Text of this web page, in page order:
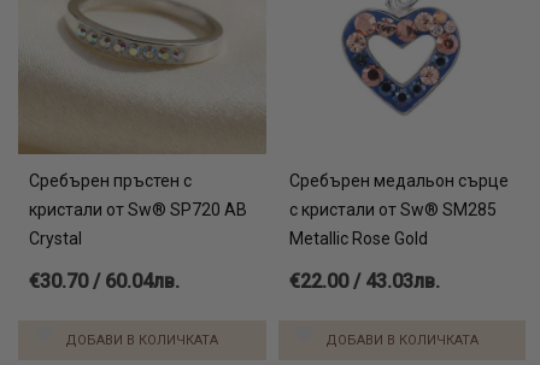
Сребърен пръстен с
кристали от Sw® SP720 AB
Crystal
€30.70 / 60.04лв.
ДОБАВИ В КОЛИЧКАТА
Сребърен медальон сърце
с кристали от Sw® SM285
Metallic Rose Gold
€22.00 / 43.03лв.
ДОБАВИ В КОЛИЧКАТА